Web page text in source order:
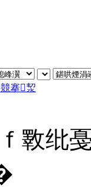
搴洯
斁纰